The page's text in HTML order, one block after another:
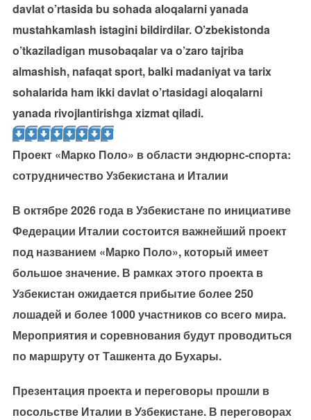
davlat o’rtasida bu sohada aloqalarni yanada
mustahkamlash istagini bildirdilar. O’zbekistonda
o’tkaziladigan musobaqalar va o’zaro tajriba
almashish, nafaqat sport, balki madaniyat va tarix
sohalarida ham ikki davlat o’rtasidagi aloqalarni
yanada rivojlantirishga xizmat qiladi.
Проект «Марко Поло» в области эндюрнс-спорта:
сотрудничество Узбекистана и Италии
В октябре 2026 года в Узбекистане по инициативе
Федерации Италии состоится важнейший проект
под названием «Марко Поло», который имеет
большое значение. В рамках этого проекта в
Узбекистан ожидается прибытие более 250
лошадей и более 1000 участников со всего мира.
Мероприятия и соревнования будут проводиться
по маршруту от Ташкента до Бухары.
Презентация проекта и переговоры прошли в
посольстве Италии в Узбекистане. В переговорах